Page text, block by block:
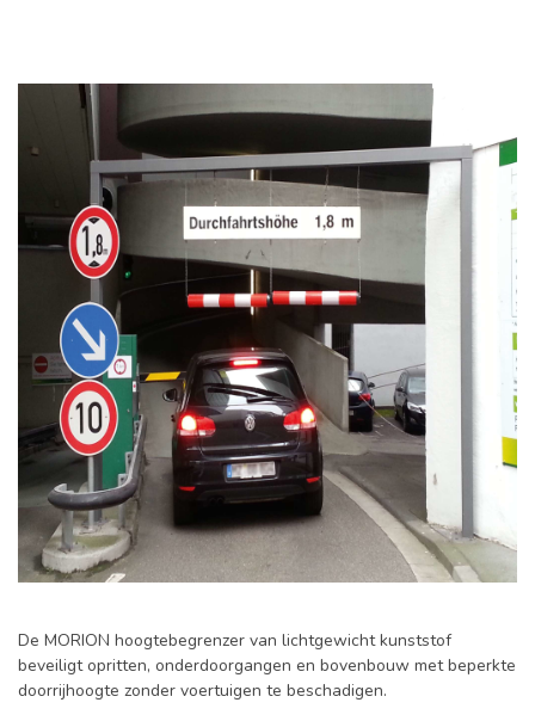
De MORION hoogtebegrenzer van lichtgewicht kunststof
beveiligt opritten, onderdoorgangen en bovenbouw met beperkte
doorrijhoogte zonder voertuigen te beschadigen.